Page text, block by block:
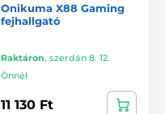
Onikuma X88 Gaming
fejhallgató
Raktáron, szerdán 8. 12.
Önnél
11 130 Ft